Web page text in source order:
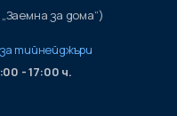
за дома“)
тийнейджъри
- 17:00 ч.